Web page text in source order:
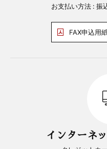
お支払い方法 : 振
FAX申込用
インターネ